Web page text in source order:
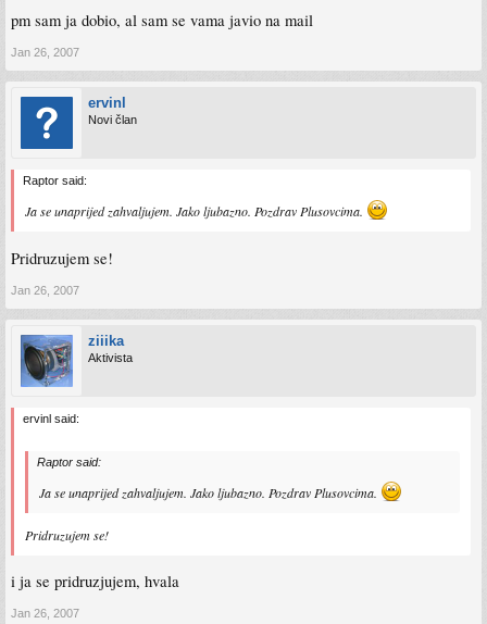
pm sam ja dobio, al sam se vama javio na mail
Jan 26, 2007
ervinl
Novi član
Raptor said:
Ja se unaprijed zahvaljujem. Jako ljubazno. Pozdrav Plusovcima.
Pridruzujem se!
Jan 26, 2007
ziiika
Aktivista
ervinl said:
Raptor said:
Ja se unaprijed zahvaljujem. Jako ljubazno. Pozdrav Plusovcima.
Pridruzujem se!
i ja se pridruzjujem, hvala
Jan 26, 2007